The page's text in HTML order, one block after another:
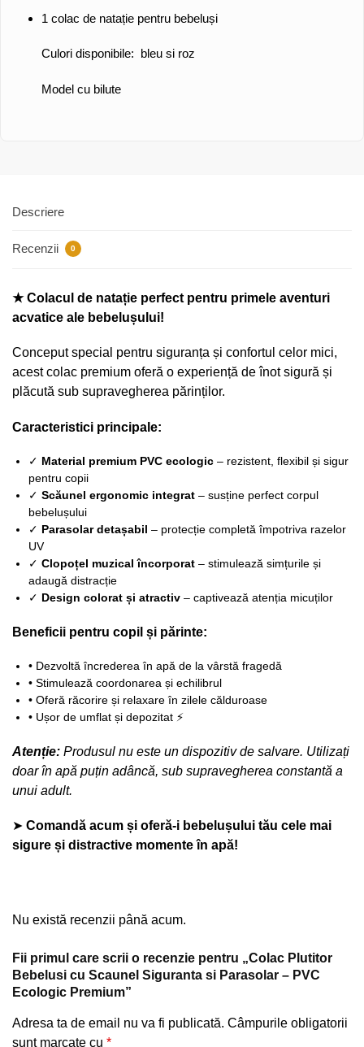
1 colac de natație pentru bebeluși
Culori disponibile: bleu si roz
Model cu bilute
Descriere
Recenzii 0
★ Colacul de natație perfect pentru primele aventuri
acvatice ale bebelușului!
Conceput special pentru siguranța și confortul celor mici,
acest colac premium oferă o experiență de înot sigură și
plăcută sub supravegherea părinților.
Caracteristici principale:
✓ Material premium PVC ecologic – rezistent, flexibil și sigur
pentru copii
✓ Scăunel ergonomic integrat – susține perfect corpul
bebelușului
✓ Parasolar detașabil – protecție completă împotriva razelor
UV
✓ Clopoțel muzical încorporat – stimulează simțurile și
adaugă distracție
✓ Design colorat și atractiv – captivează atenția micuților
Beneficii pentru copil și părinte:
• Dezvoltă încrederea în apă de la vârstă fragedă
• Stimulează coordonarea și echilibrul
• Oferă răcorire și relaxare în zilele călduroase
• Ușor de umflat și depozitat ⚡
Atenție: Produsul nu este un dispozitiv de salvare. Utilizați
doar în apă puțin adâncă, sub supravegherea constantă a
unui adult.
➤ Comandă acum și oferă-i bebelușului tău cele mai
sigure și distractive momente în apă!
Nu există recenzii până acum.
Fii primul care scrii o recenzie pentru „Colac Plutitor
Bebelusi cu Scaunel Siguranta si Parasolar – PVC
Ecologic Premium”
Adresa ta de email nu va fi publicată. Câmpurile obligatorii
sunt marcate cu *